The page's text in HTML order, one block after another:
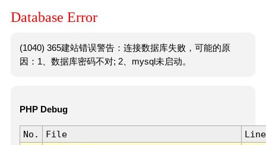
Database Error
(1040) 365建站错误警告：连接数据库失败，可能的原
因：1、数据库密码不对; 2、mysql未启动。
PHP Debug
No. File
Line